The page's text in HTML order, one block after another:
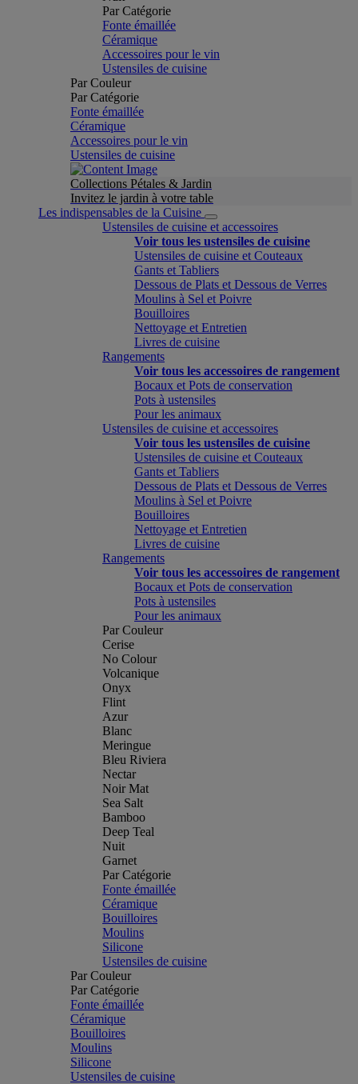
Par Catégorie
Fonte émaillée
Céramique
Accessoires pour le vin
Ustensiles de cuisine
Par Couleur
Par Catégorie
Fonte émaillée
Céramique
Accessoires pour le vin
Ustensiles de cuisine
Collections Pétales & Jardin
Invitez le jardin à votre table
Les indispensables de la Cuisine
Ustensiles de cuisine et accessoires
Voir tous les ustensiles de cuisine
Ustensiles de cuisine et Couteaux
Gants et Tabliers
Dessous de Plats et Dessous de Verres
Moulins à Sel et Poivre
Bouilloires
Nettoyage et Entretien
Livres de cuisine
Rangements
Voir tous les accessoires de rangement
Bocaux et Pots de conservation
Pots à ustensiles
Pour les animaux
Ustensiles de cuisine et accessoires
Voir tous les ustensiles de cuisine
Ustensiles de cuisine et Couteaux
Gants et Tabliers
Dessous de Plats et Dessous de Verres
Moulins à Sel et Poivre
Bouilloires
Nettoyage et Entretien
Livres de cuisine
Rangements
Voir tous les accessoires de rangement
Bocaux et Pots de conservation
Pots à ustensiles
Pour les animaux
Par Couleur
Cerise
No Colour
Volcanique
Onyx
Flint
Azur
Blanc
Meringue
Bleu Riviera
Nectar
Noir Mat
Sea Salt
Bamboo
Deep Teal
Nuit
Garnet
Par Catégorie
Fonte émaillée
Céramique
Bouilloires
Moulins
Silicone
Ustensiles de cuisine
Par Couleur
Par Catégorie
Fonte émaillée
Céramique
Bouilloires
Moulins
Silicone
Ustensiles de cuisine